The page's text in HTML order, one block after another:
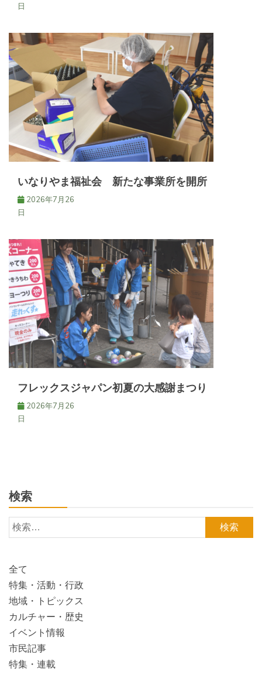
日
いなりやま福祉会 新たな事業所を開所
2026年7月26
日
フレックスジャパン初夏の大感謝まつり
2026年7月26
日
検索
検
索:
全て
特集・活動・行政
地域・トピックス
カルチャー・歴史
イベント情報
市民記事
特集・連載